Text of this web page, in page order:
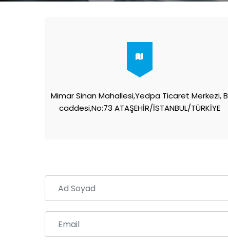
Mimar Sinan Mahallesi,Yedpa Ticaret Merkezi, B
caddesi,No:73 ATAŞEHİR/İSTANBUL/TÜRKİYE